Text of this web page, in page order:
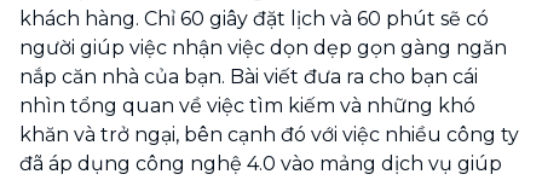
khách hàng. Chỉ 60 giây đặt lịch và 60 phút sẽ có
người giúp việc nhận việc dọn dẹp gọn gàng ngăn
nắp căn nhà của bạn. Bài viết đưa ra cho bạn cái
nhìn tổng quan về việc tìm kiếm và những khó
khăn và trở ngại, bên cạnh đó với việc nhiều công ty
đã áp dụng công nghệ 4.0 vào mảng dịch vụ giúp